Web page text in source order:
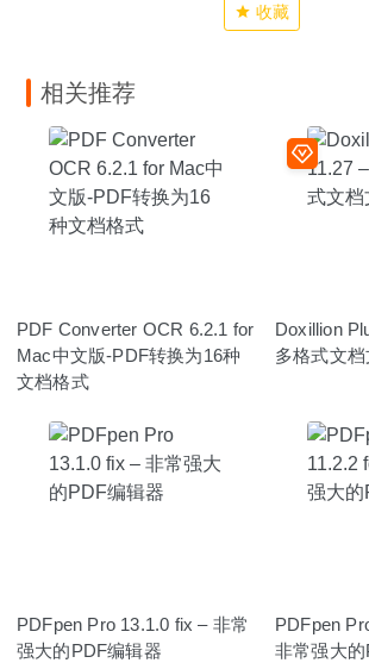
收藏
相关推荐
PDF Converter OCR 6.2.1 for
Mac中文版-PDF转换为16种
文档格式
Doxillion
多格式文
PDFpen Pro 13.1.0 fix – 非常
强大的PDF编辑器
PDFpen
非常强大